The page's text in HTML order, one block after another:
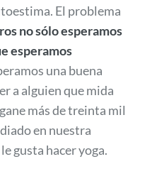
El problema
no sólo esperamos
esperamos
una buena
a alguien que mida
más de treinta mil
en nuestra
gusta hacer yoga.